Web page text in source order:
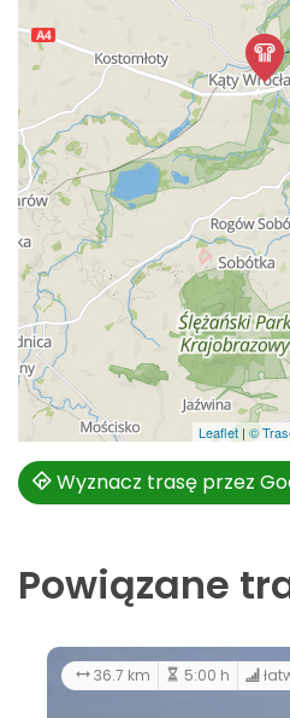
Leaflet | ©
Wyznacz trasę przez
Powiązane
36.7 km 5:00 h